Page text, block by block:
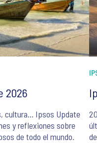
2026
cultura… Ipsos Update
y reflexiones sobre
de todo el mundo.